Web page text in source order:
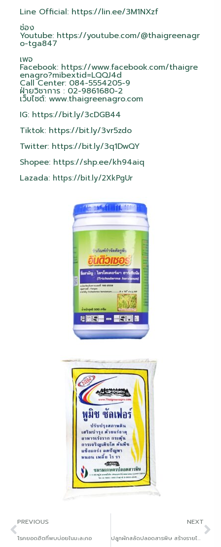
Line Official: https://lin.ee/3M1NXzf
ช่อง
Youtube: https://youtube.com/@thaigreenagr
o-tga847
เพจ
Facebook: https://www.facebook.com/thaigre
enagro?mibextid=LQQJ4d
Call Center: 084-5554205-9
ฝ่ายวิชาการ : 02-9861680-2
เว็บไซต์: www.thaigreenagro.com
IG: https://bit.ly/3cDGB44
Tiktok: https://bit.ly/3vr5zdo
Twitter: https://bit.ly/3q1DwQY
Shopee: https://shp.ee/kh94aiq
Lazada: https://bit.ly/2XkPgUr
PREVIOUS
โรคยอดฮิตที่พบบ่อยในมะละกอ
NEXT
ปลูกผักสลัดปลอดสารพิษ สร้างรายได้หลักแสน โอกาสและเคล็ดลับสู่ความสำเร็จ ทำไมผักสลัดปลอดสารพิษถึงสร้างรายได้หลักแสน?